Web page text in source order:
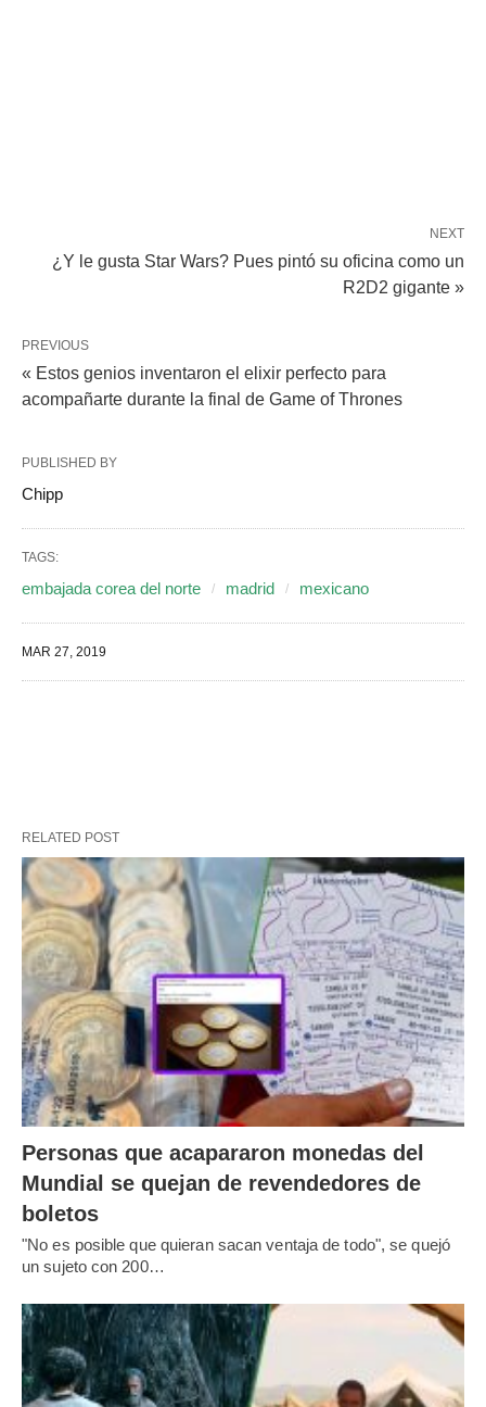
NEXT
¿Y le gusta Star Wars? Pues pintó su oficina como un
R2D2 gigante »
PREVIOUS
« Estos genios inventaron el elixir perfecto para
acompañarte durante la final de Game of Thrones
PUBLISHED BY
Chipp
TAGS:
embajada corea del norte madrid mexicano
MAR 27, 2019
RELATED POST
Personas que acapararon monedas del
Mundial se quejan de revendedores de
boletos
"No es posible que quieran sacan ventaja de todo", se quejó
un sujeto con 200…